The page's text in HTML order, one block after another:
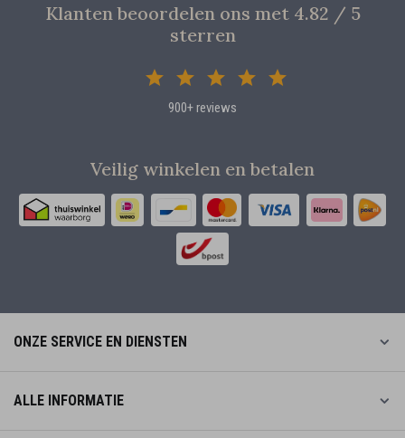
Klanten beoordelen ons met 4.82 / 5
sterren
900+ reviews
Veilig winkelen en betalen
ONZE SERVICE EN DIENSTEN
ALLE INFORMATIE